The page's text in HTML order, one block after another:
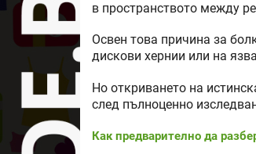
в пространството между
Освен това причина за
дискови хернии или на
Но откриването на
след пълноценно
Как предварително да